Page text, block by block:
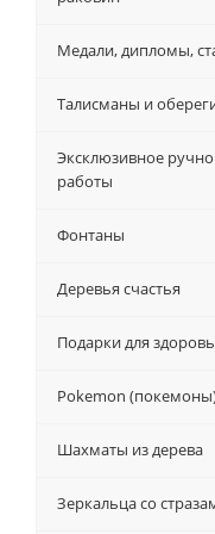
Медали, дипломы,
Талисманы и
Эксклюзивное
работы
Фонтаны
Деревья счастья
Подарки для
Pokemon
Шахматы из дерева
Зеркальца со